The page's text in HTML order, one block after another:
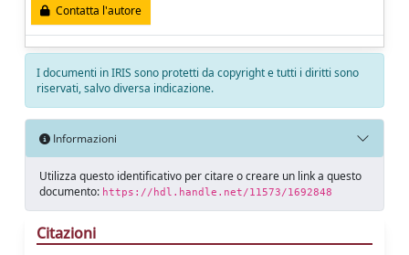
Contatta l'autore
I documenti in IRIS sono protetti da copyright e tutti i diritti sono
riservati, salvo diversa indicazione.
Informazioni
Utilizza questo identificativo per citare o creare un link a questo
documento: https://hdl.handle.net/11573/1692848
Citazioni